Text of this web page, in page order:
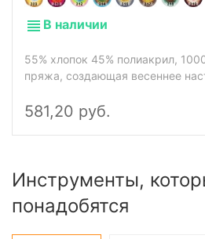
В наличии
55% хлопок 45% полиакрил,
пряжа, создающая весеннее
581,20 руб.
Инструменты,
понадобятся